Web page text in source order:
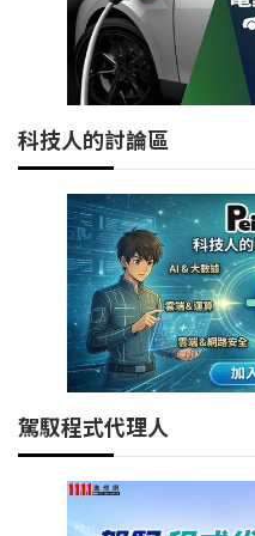
科技人的討論區
駕馭程式代理人